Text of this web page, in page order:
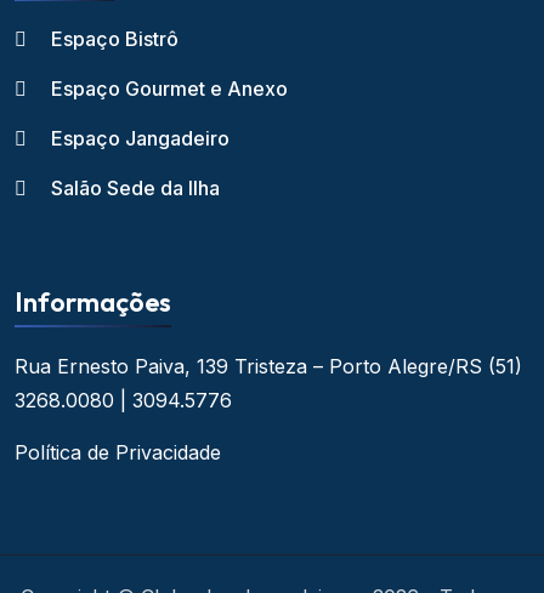
Espaço Bistrô
Espaço Gourmet e Anexo
Espaço Jangadeiro
Salão Sede da Ilha
Informações
Rua Ernesto Paiva, 139 Tristeza – Porto Alegre/RS (51)
3268.0080 | 3094.5776
Política de Privacidade